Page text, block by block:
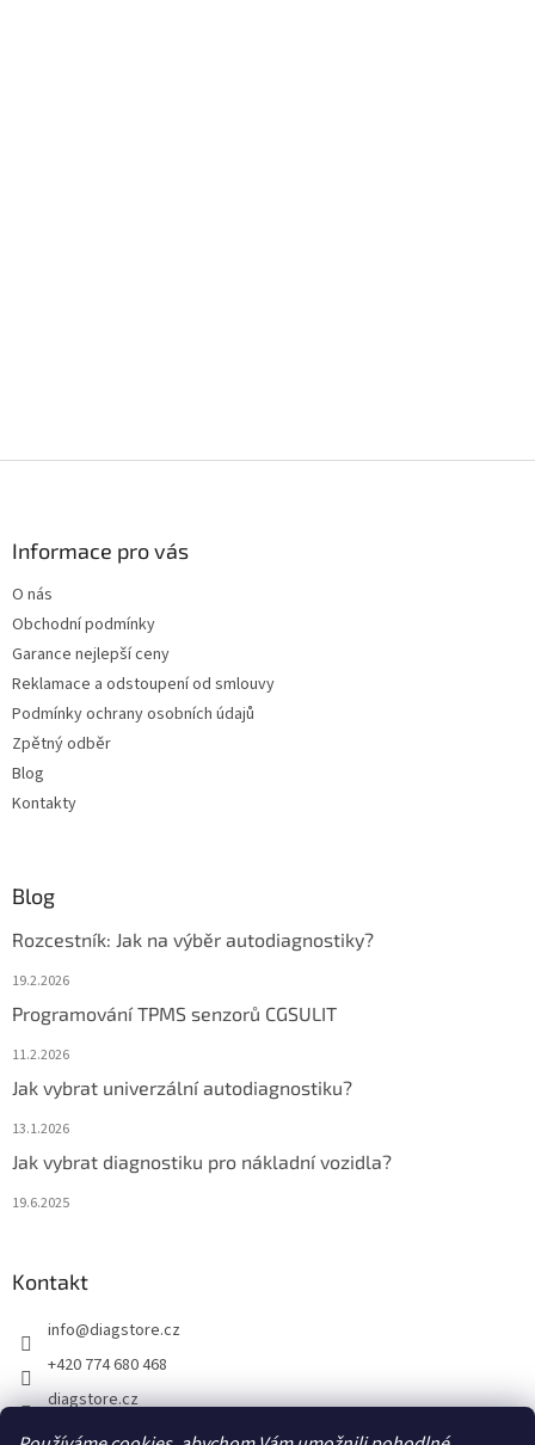
Informace pro vás
O nás
Obchodní podmínky
Garance nejlepší ceny
Reklamace a odstoupení od smlouvy
Podmínky ochrany osobních údajů
Zpětný odběr
Blog
Kontakty
Blog
Rozcestník: Jak na výběr autodiagnostiky?
19.2.2026
Programování TPMS senzorů CGSULIT
11.2.2026
Jak vybrat univerzální autodiagnostiku?
13.1.2026
Jak vybrat diagnostiku pro nákladní vozidla?
19.6.2025
Kontakt
info@diagstore.cz
+420 774 680 468
diagstore.cz
diagstorecz